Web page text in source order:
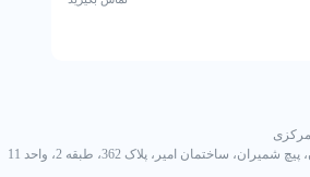
شمیران، ساختمان امیر، پلاک 362، طبقه 2، واحد 11